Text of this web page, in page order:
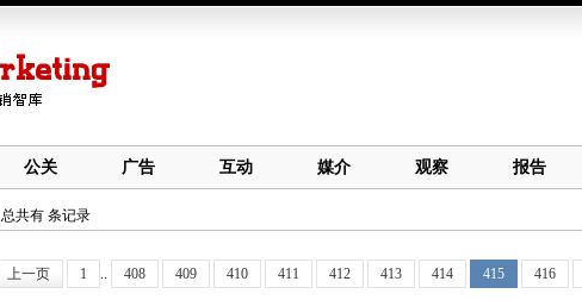
公关 广告 互动 媒介 观察 报告
总共有 条记录
上一页 1 .. 408 409 410 411 412 413 414 415 416